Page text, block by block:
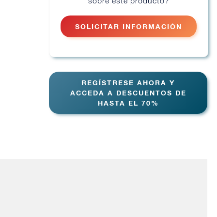
SOLICITAR INFORMACIÓN
REGÍSTRESE AHORA Y
ACCEDA A DESCUENTOS DE
HASTA EL 70%